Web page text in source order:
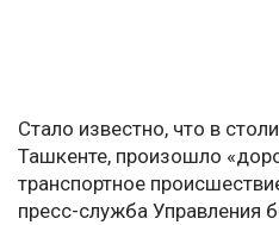
Стало известно, что в
Ташкенте, произошло
транспортное
пресс-служба Управления